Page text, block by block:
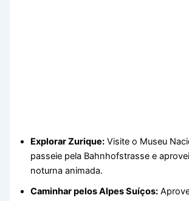
Explorar Zurique: Visite o Museu
passeie pela Bahnhofstrasse e
noturna animada.
Caminhar pelos Alpes Suíços: